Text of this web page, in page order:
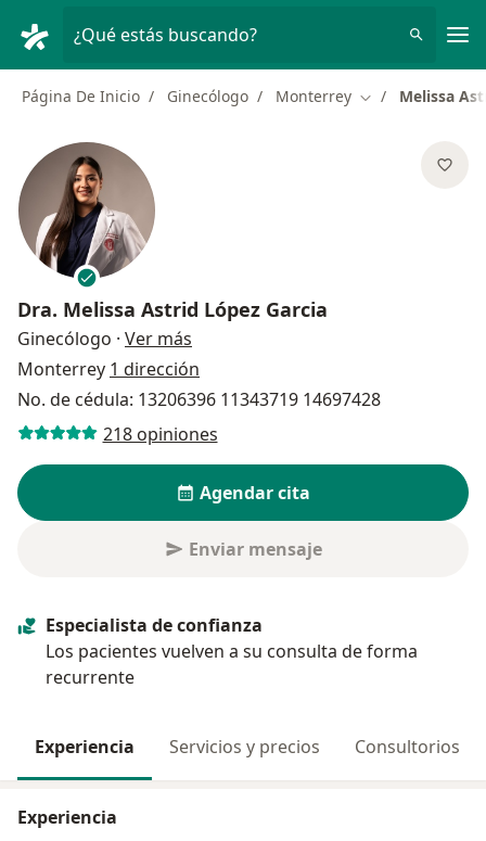
¿Qué estás buscando?
Página De Inicio Ginecólogo Monterrey Cambiar de
Melissa
Dra. Melissa Astrid López Garcia
Ginecólogo · Ver más
Monterrey 1 dirección
No. de cédula: 13206396 11343719 14697428
218 opiniones
Agendar cita
Enviar mensaje
Especialista de confianza
Los pacientes vuelven a su consulta de forma
recurrente
Experiencia Servicios y precios Consultorios
Experiencia